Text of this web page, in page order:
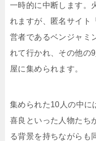
一時的に中断します。
れますが、匿名サイト
営者であるベンジャミ
れて行かれ、その他の
屋に集められます。
集められた10人の中に
喜良といった人物たち
る背景を持ちながらも